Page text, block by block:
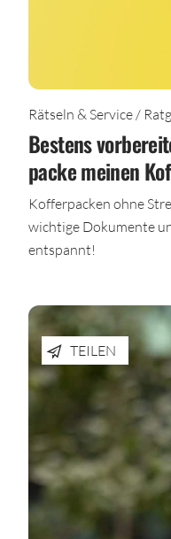
Rätseln & Service /
Bestens
packe meinen
Kofferpacken ohne
wichtige Dokumente
entspannt!
TEILEN